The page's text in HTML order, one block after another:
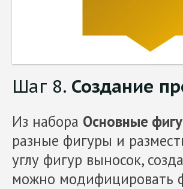
Шаг 8. Создание
Из набора Основные
разные фигуры и
углу фигур выносок,
можно модифицировать